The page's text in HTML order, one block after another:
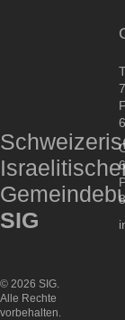
SIG
© 2026 SIG.
Alle Rechte
vorbehalten.